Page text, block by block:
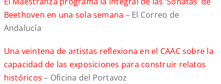
Beethoven en una sola semana – El Correo de
Andalucía
Una veintena de artistas reflexiona en el CAAC sobre la
capacidad de las exposiciones para construir relatos
históricos – Oficina del Portavoz